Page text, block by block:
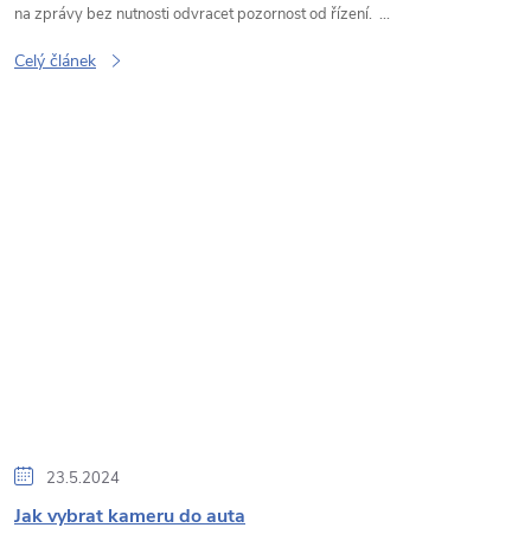
na zprávy bez nutnosti odvracet pozornost od řízení. ...
Celý článek
23.5.2024
Jak vybrat kameru do auta